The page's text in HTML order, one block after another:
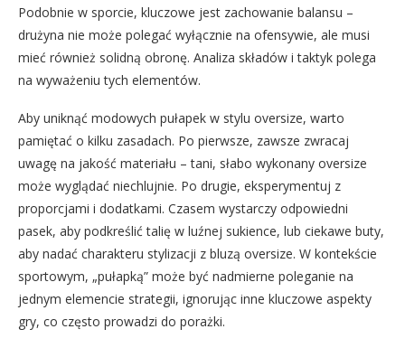
Podobnie w sporcie, kluczowe jest zachowanie balansu –
drużyna nie może polegać wyłącznie na ofensywie, ale musi
mieć również solidną obronę. Analiza składów i taktyk polega
na wyważeniu tych elementów.
Aby uniknąć modowych pułapek w stylu oversize, warto
pamiętać o kilku zasadach. Po pierwsze, zawsze zwracaj
uwagę na jakość materiału – tani, słabo wykonany oversize
może wyglądać niechlujnie. Po drugie, eksperymentuj z
proporcjami i dodatkami. Czasem wystarczy odpowiedni
pasek, aby podkreślić talię w luźnej sukience, lub ciekawe buty,
aby nadać charakteru stylizacji z bluzą oversize. W kontekście
sportowym, „pułapką” może być nadmierne poleganie na
jednym elemencie strategii, ignorując inne kluczowe aspekty
gry, co często prowadzi do porażki.